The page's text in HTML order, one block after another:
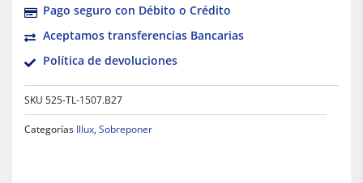
Pago seguro con Débito o Crédito
Aceptamos transferencias Bancarias
Política de devoluciones
SKU 525-TL-1507.B27
Categorías Illux, Sobreponer